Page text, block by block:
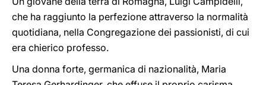
che ha raggiunto la perfezione attraverso la normalità
quotidiana, nella Congregazione dei passionisti, di cui
era chierico professo.
Una donna forte, germanica di nazionalità, Maria